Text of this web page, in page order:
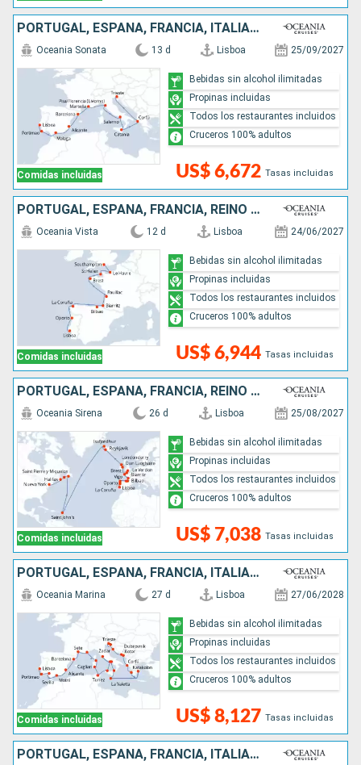
PORTUGAL, ESPAÑA, FRANCIA, ITALIA, GRECIA
Comidas incluidas
Oceania Sonata 13 d Lisboa 25/09/2027
US$ 6,672 Tasas incluidas
Bebidas sin alcohol ilimitadas
Propinas incluidas
Todos los restaurantes incluidos
Cruceros 100% adultos
PORTUGAL, ESPAÑA, FRANCIA, REINO UNIDO
Comidas incluidas
Oceania Vista 12 d Lisboa 24/06/2027
US$ 6,944 Tasas incluidas
Bebidas sin alcohol ilimitadas
Propinas incluidas
Todos los restaurantes incluidos
Cruceros 100% adultos
PORTUGAL, ESPAÑA, FRANCIA, REINO UNIDO, IRLANDA, ISLANDIA, ANTIGUA Y BARBUDA, CANADÁ, ESTADOS UNIDOS
Comidas incluidas
Oceania Sirena 26 d Lisboa 25/08/2027
US$ 7,038 Tasas incluidas
Bebidas sin alcohol ilimitadas
Propinas incluidas
Todos los restaurantes incluidos
Cruceros 100% adultos
PORTUGAL, ESPAÑA, FRANCIA, ITALIA, TÚNEZ, MALTA, GRECIA, MONTENEGRO, CROACIA
Comidas incluidas
Oceania Marina 27 d Lisboa 27/06/2028
US$ 8,127 Tasas incluidas
Bebidas sin alcohol ilimitadas
Propinas incluidas
Todos los restaurantes incluidos
Cruceros 100% adultos
PORTUGAL, ESPAÑA, FRANCIA, ITALIA, GRECIA